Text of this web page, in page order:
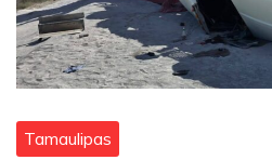
Tamaulipas